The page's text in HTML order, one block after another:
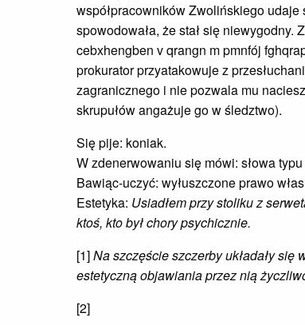
współpracowników Zwolińskiego udaje
spowodowała, że stał się
cebxhengben v qrangn m pmnfój
prokurator przyatakowuje z
zagranicznego i nie pozwala mu
skrupułów angażuje go w śledztwo).
Się pije: koniak.
W zdenerwowaniu się mówi: słowa typu
Bawiąc-uczyć: wyłuszczone prawo
Estetyka: Usiadłem przy stoliku z
ktoś, kto był chory psychicznie.
[1]Na szczęście szczerby układały się
estetyczną objawiania przez nią
[2]